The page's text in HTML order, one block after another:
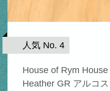
人気 No. 4
House of Rym
Heather GR アルコ